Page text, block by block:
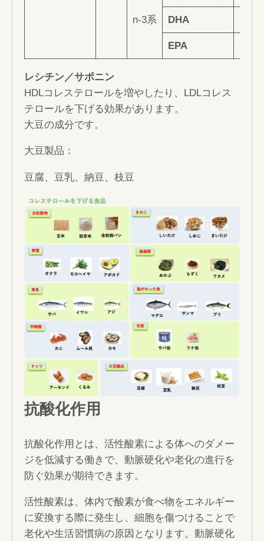
n-3系 DHA
EPA サン
レシチン／サポニン
HDLコレステロールを増やしたり、LDLコレス
テロールを下げる効果があります。
大豆の成分です。
大豆製品：
豆腐、豆乳、納豆、枝豆
抗酸化作用
抗酸化作用とは、活性酸素による体へのダメー
ジを低減する働きで、動脈硬化や老化の進行を
防ぐ効果が期待できます。
活性酸素は、体内で酸素が食べ物をエネルギー
に変換する際に発生し、細胞を傷つけることで
老化や生活習慣病の原因となります。動脈硬化